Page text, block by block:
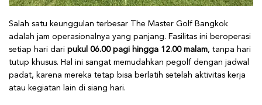
Salah satu keunggulan terbesar The Master Golf Bangkok
adalah jam operasionalnya yang panjang. Fasilitas ini beroperasi
setiap hari dari pukul 06.00 pagi hingga 12.00 malam, tanpa hari
tutup khusus. Hal ini sangat memudahkan pegolf dengan jadwal
padat, karena mereka tetap bisa berlatih setelah aktivitas kerja
atau kegiatan lain di siang hari.